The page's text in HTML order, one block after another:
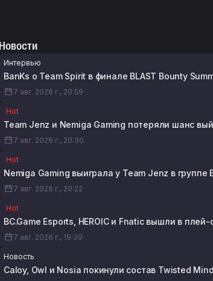
Новости
Интервью
BanKs о Team Spirit в финале BLAST Bounty
7 авг. 2026 г., 20:59
Hot
Team Jenz и Nemiga Gaming потеряли шанс
7 авг. 2026 г., 20:30
Hot
Nemiga Gaming выиграла у Team Jenz в группе
7 авг. 2026 г., 20:22
Hot
BC.Game Esports, HEROIC и Fnatic вышли в
7 авг. 2026 г., 19:39
Новость
Caloy, Owl и Nosia покинули состав Twisted